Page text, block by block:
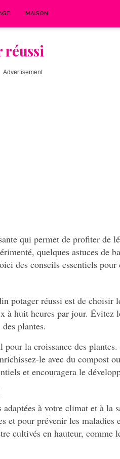
MAISON
réussi
Advertisement
qui permet de profiter de
quelques astuces de
des conseils essentiels
potager réussi est de choisir
huit heures par jour. Évitez
plantes.
la croissance des
le avec du compost
et encouragera le
à votre climat et à la
et pour prévenir les maladies
cultivés en hauteur, comme